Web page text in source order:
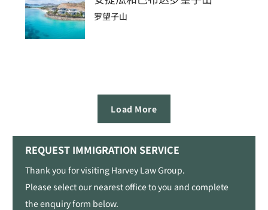
罗望子山
Load More
REQUEST IMMIGRATION SERVICE
Thank you for visiting Harvey Law Group.
Please select our nearest office to you and complete
the enquiry form below.